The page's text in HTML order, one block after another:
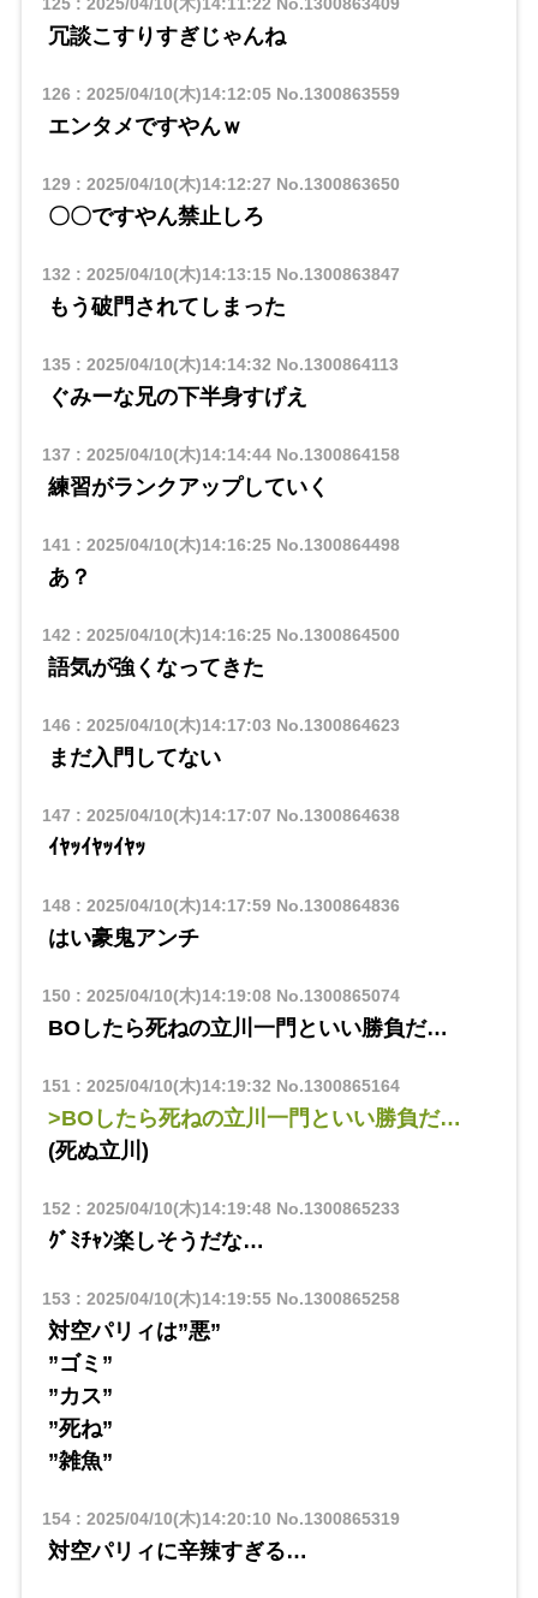
冗談こすりすぎじゃんね
126 : 2025/04/10(木)14:12:05No.1300863559
エンタメですやんｗ
129: 2025/04/10(木)14:12:27 No.1300863650
〇〇ですやん禁止しろ
132 : 2025/04/10(木)14:13:15No.1300863847
もう破門されてしまった
135: 2025/04/10(木)14:14:32 No.1300864113
ぐみーな兄の下半身すげえ
137 : 2025/04/10(木)14:14:44No.1300864158
練習がランクアップしていく
141 : 2025/04/10(木)14:16:25No.1300864498
あ？
142 : 2025/04/10(木)14:16:25No.1300864500
語気が強くなってきた
146 : 2025/04/10(木)14:17:03 No.1300864623
まだ入門してない
147 : 2025/04/10(木)14:17:07 No.1300864638
ｲﾔｯｲﾔｯｲﾔｯ
148: 2025/04/10(木)14:17:59No.1300864836
はい豪鬼アンチ
150 : 2025/04/10(木)14:19:08No.1300865074
BOしたら死ねの立川一門といい勝負だ…
151 : 2025/04/10(木)14:19:32 No.1300865164
>BOしたら死ねの立川一門といい勝負だ…
(死ぬ立川)
152 : 2025/04/10(木)14:19:48No.1300865233
ｸﾞﾐﾁｬﾝ楽しそうだな…
153 : 2025/04/10(木)14:19:55No.1300865258
対空パリィは”悪”
”ゴミ”
”カス”
”死ね”
”雑魚”
154: 2025/04/10(木)14:20:10 No.1300865319
対空パリィに辛辣すぎる…